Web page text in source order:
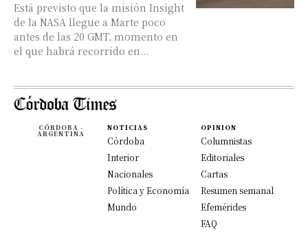
Está previsto que la misión Insight
de la NASA llegue a Marte poco
antes de las 20 GMT, momento en
el que habrá recorrido en...
CÓRDOBA -
ARGENTINA
NOTICIAS
Córdoba
Interior
Nacionales
Política y Economía
Mundo
OPINION
Columnistas
Editoriales
Cartas
Resumen semanal
Efemérides
FAQ